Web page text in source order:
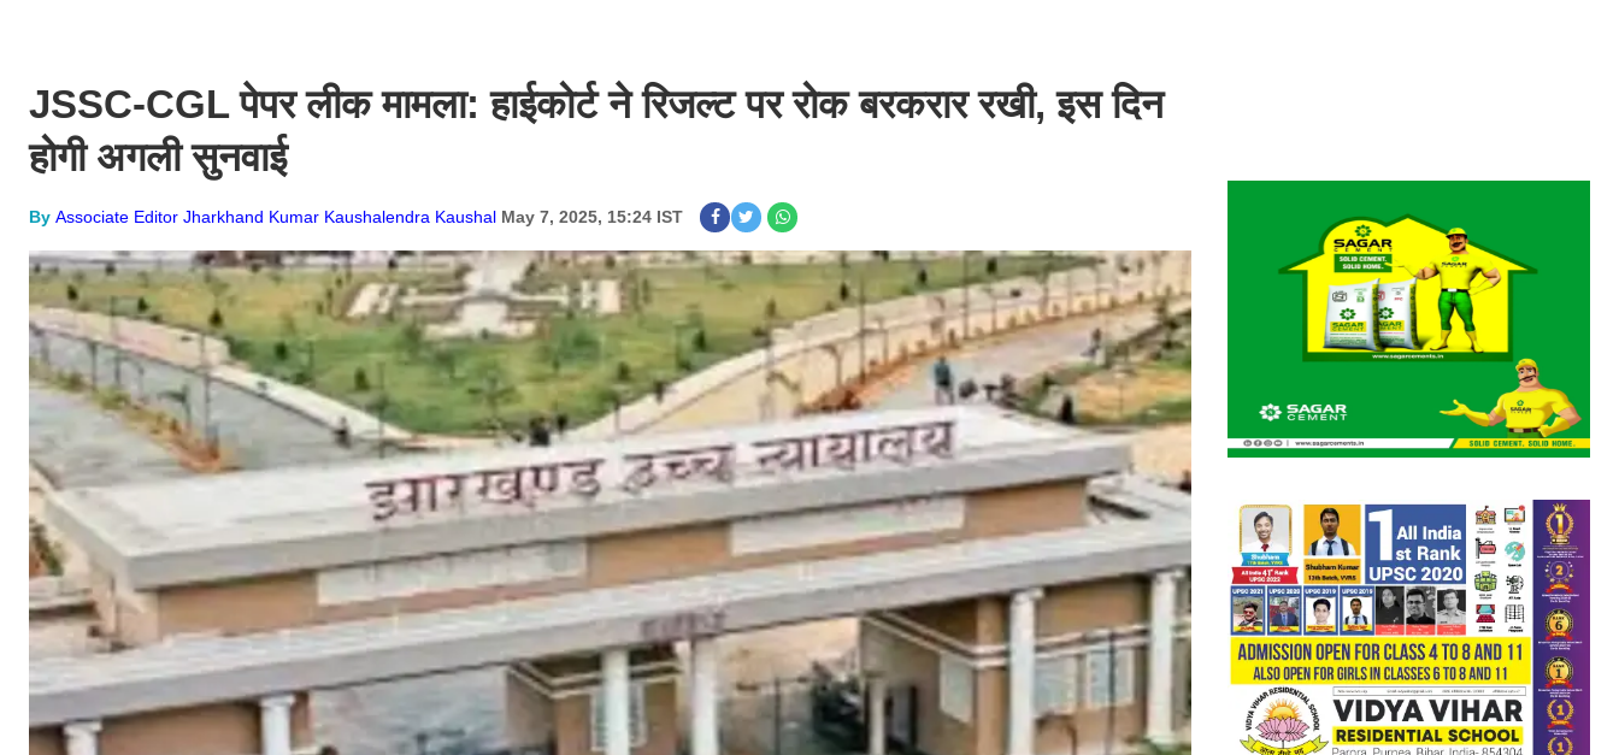
JSSC-CGL पेपर लीक मामला: हाईकोर्ट ने रिजल्ट पर रोक बरकरार रखी, इस दिन
होगी अगली सुनवाई
By Associate Editor Jharkhand Kumar Kaushalendra Kaushal May 7, 2025, 15:24 IST